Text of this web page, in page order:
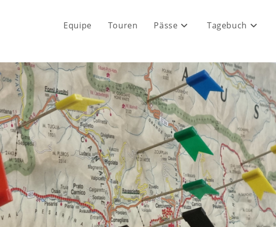
Equipe Touren Pässe Tagebuch